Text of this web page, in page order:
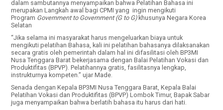
dalam sambutannya menyampaikan bahwa Pelatihan Bahasa ini
merupakan Langkah awal bagi CPMI yang ingin mengikuti
Program Government to Government (G to G) khusunya Negara Korea
Selatan
“Jika selama ini masyarakat harus mengeluarkan biaya untuk
mengikuti pelatihan Bahasa, kali ini pelatihan bahasanya dilaksanakan
secara gratis oleh pemerintah dalam hal ini difasilitasi oleh BP3MI
Nusa Tenggara Barat bekerjasama dengan Balai Pelatihan Vokasi dan
Produktifitas (BPVP). Pelatihannya gratis, fasilitasnya lengkap,
instrukturnya kompeten.” ujar Made.
Senada dengan Kepala BP3MI Nusa Tenggara Barat, Kepala Balai
Pelatihan Vokasi dan Produktifitas (BPVP) Lombok Timur, Bapak Sabar
juga menyampaikan bahwa berlatih bahasa itu harus dari hati.